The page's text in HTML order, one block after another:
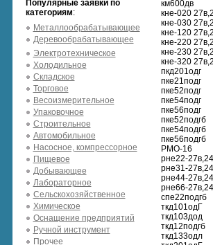
Популярные заявки по
категориям:
Металлообрабатывающее
Деревообрабатывающее
Электротехническое
Холодильное
Складское
Торговое
Весоизмерительное
Упаковочное
Строительное
Автомобильное
Насосное, компрессорное
Пищевое
Добывающее
Лабораторное
Сельскохозяйственное
Химическое
Оснащение предприятий
Ручной инструмент
Прочее
км600дв
кне-020
кне-030
кне-120
кне-220
кне-230
кне-320
пкд201одг
пке21подг
пке52подг
пке54подг
пке56подг
пке52подгб
пке54подгб
пке56подгб
РМО-16
рне22-
рне31-
рне44-
рне66-
спе22подгб
ткд101одГ
ткд103дод
ткд12подгб
ткд133одл